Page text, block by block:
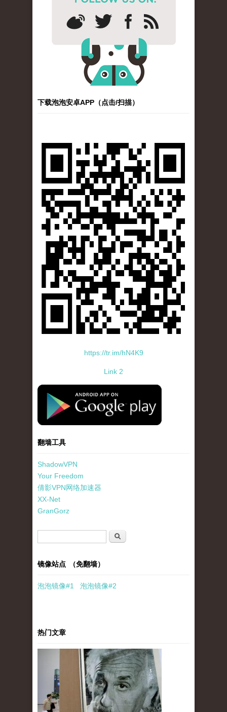
下载泡泡安卓APP（点击/扫描）
https://tr.im/hN4K9
Link 2
standard-icon-googleplay-app-store.png
翻墙工具
ShadowVPN
Your Freedom
倩影VPN网络加速器
XX-Net
GranGorz
搜索
镜像站点 （免翻墙）
泡泡镜像#1 泡泡镜像#2
热门文章